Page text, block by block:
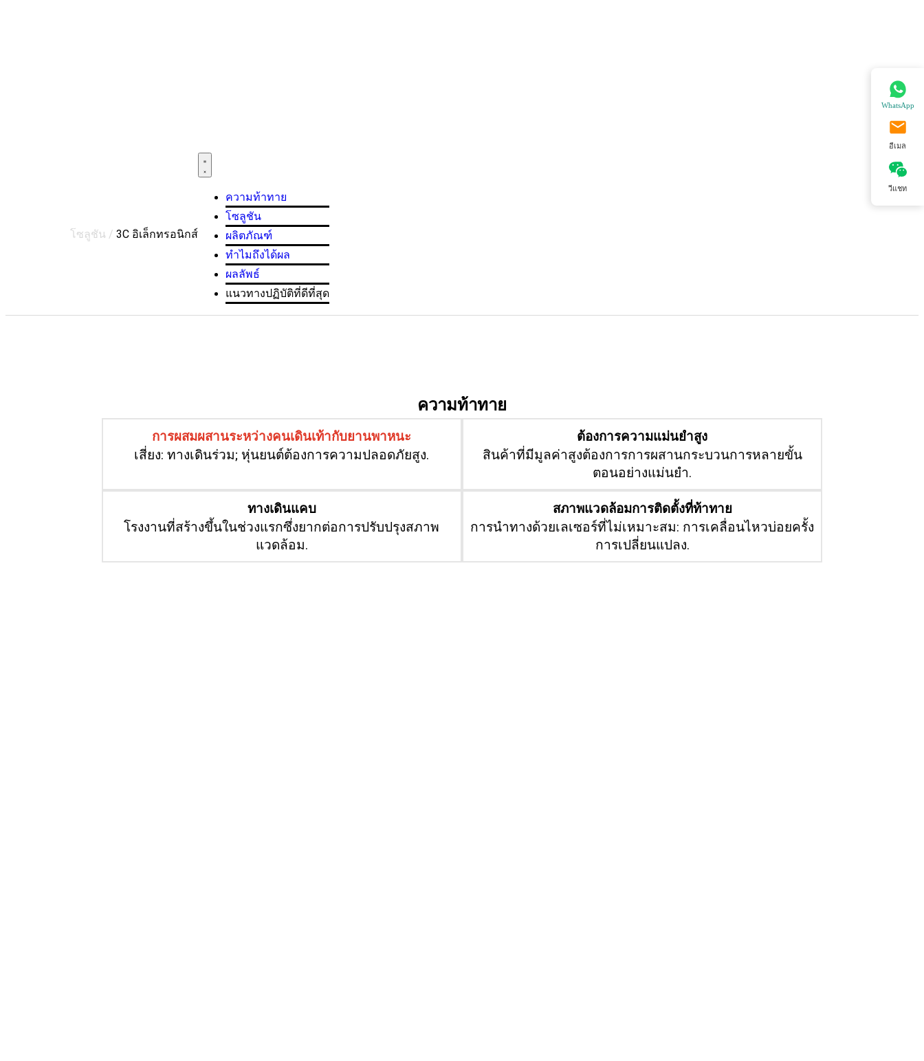
โซลูชัน / 3C อิเล็กทรอนิกส์
ความท้าทาย
โซลูชัน
ผลิตภัณฑ์
ทำไมถึงได้ผล
ผลลัพธ์
แนวทางปฏิบัติที่ดีที่สุด
ความท้าทาย
การผสมผสานระหว่างคนเดินเท้ากับยานพาหนะ
เสี่ยง: ทางเดินร่วม; หุ่นยนต์ต้องการความปลอดภัยสูง.
ต้องการความแม่นยำสูง
สินค้าที่มีมูลค่าสูงต้องการการผสานกระบวนการหลายขั้น
ตอนอย่างแม่นยำ.
ทางเดินแคบ
โรงงานที่สร้างขึ้นในช่วงแรกซึ่งยากต่อการปรับปรุงสภาพ
แวดล้อม.
สภาพแวดล้อมการติดตั้งที่ท้าทาย
การนำทางด้วยเลเซอร์ที่ไม่เหมาะสม: การเคลื่อนไหวบ่อยครั้ง
การเปลี่ยนแปลง.
WhatsApp
อีเมล
วีแชท